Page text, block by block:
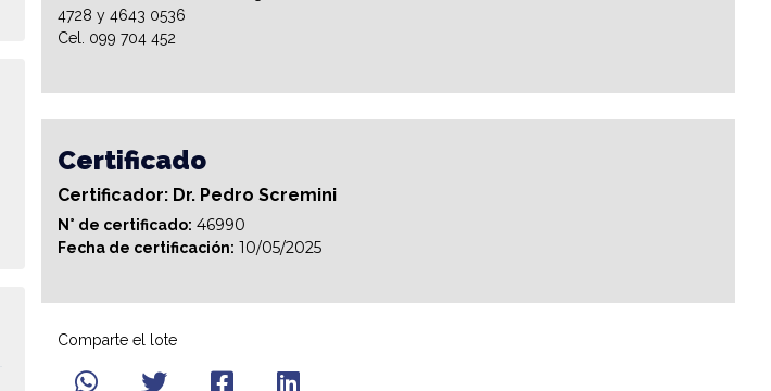
4728 y 4643 0536
Cel. 099 704 452
Certificado
Certificador: Dr. Pedro Scremini
N° de certificado: 46990
Fecha de certificación: 10/05/2025
Comparte el lote